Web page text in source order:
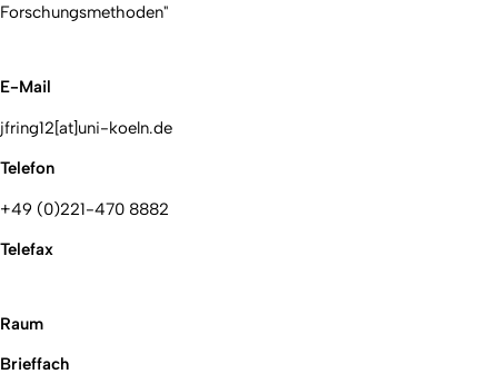
Forschungsmethoden"
E-Mail
jfring12[at]uni-koeln.de
Telefon
+49 (0)221-470 8882
Telefax
Raum
Brieffach